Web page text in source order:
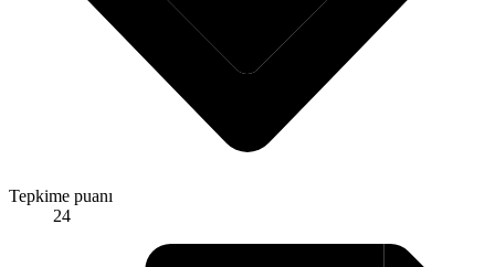
Tepkime puanı
24